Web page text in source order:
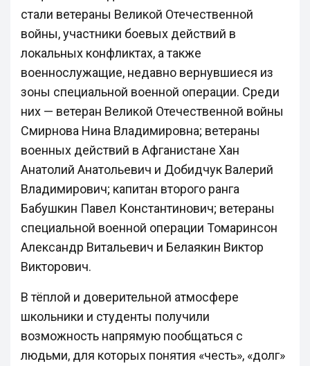
стали ветераны Великой Отечественной
войны, участники боевых действий в
локальных конфликтах, а также
военнослужащие, недавно вернувшиеся из
зоны специальной военной операции. Среди
них — ветеран Великой Отечественной войны
Смирнова Нина Владимировна; ветераны
военных действий в Афганистане Хан
Анатолий Анатольевич и Добидчук Валерий
Владимирович; капитан второго ранга
Бабушкин Павел Константинович; ветераны
специальной военной операции Томаринсон
Александр Витальевич и Белаякин Виктор
Викторович.
В тёплой и доверительной атмосфере
школьники и студенты получили
возможность напрямую пообщаться с
людьми, для которых понятия «честь», «долг»